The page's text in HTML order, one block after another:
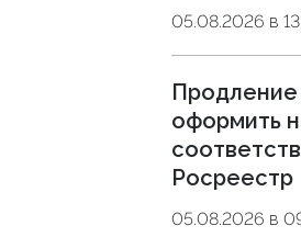
05.08.2026 в
Продление
оформить
Росреестр
05.08.2026 в